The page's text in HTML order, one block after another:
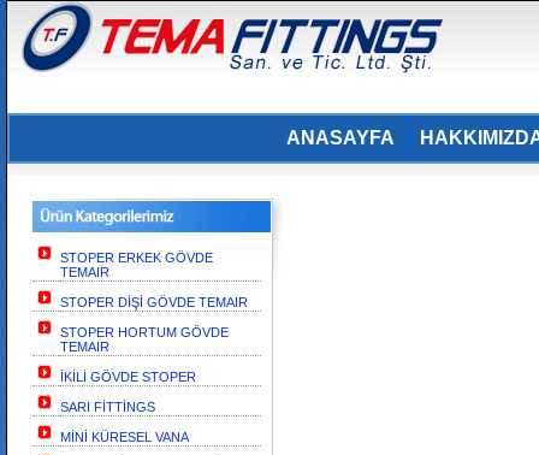
ANASAYFA
STOPER ERKEK GÖVDE
TEMAIR
STOPER DİŞİ GÖVDE TEMAIR
STOPER HORTUM GÖVDE
TEMAIR
İKİLİ GÖVDE STOPER
SARI FİTTİNGS
MİNİ KÜRESEL VANA